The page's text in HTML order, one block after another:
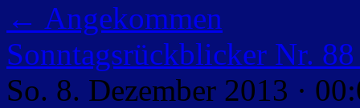
← Angekommen
Sonntagsrückblicker Nr.
So. 8. Dezember 2013 ·